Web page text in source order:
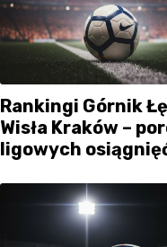
Rankingi Górnik
Wisła Kraków –
ligowych